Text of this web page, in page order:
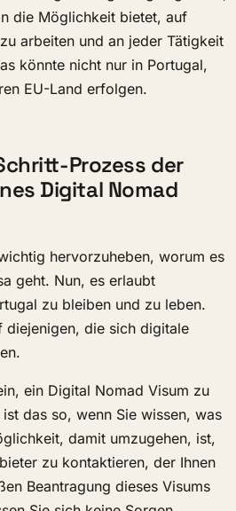
die Möglichkeit bietet, auf
arbeiten und an jeder Tätigkeit
könnte nicht nur in Portugal,
EU-Land erfolgen.
Prozess der
Digital Nomad
hervorzuheben, worum es
geht. Nun, es erlaubt
zu bleiben und zu leben.
diejenigen, die sich digitale
ein Digital Nomad Visum zu
das so, wenn Sie wissen, was
damit umzugehen, ist,
zu kontaktieren, der Ihnen
Beantragung dieses Visums